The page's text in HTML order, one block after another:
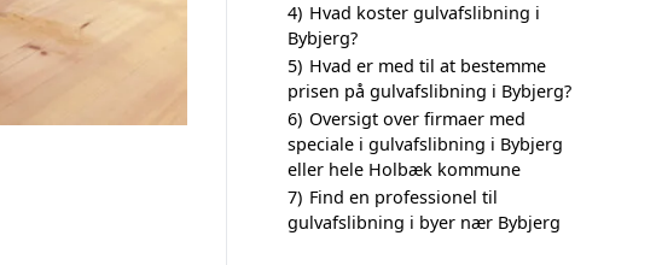
4) Hvad koster gulvafslibning i
Bybjerg?
5) Hvad er med til at bestemme
prisen på gulvafslibning i Bybjerg?
6) Oversigt over firmaer med
speciale i gulvafslibning i Bybjerg
eller hele Holbæk kommune
7) Find en professionel til
gulvafslibning i byer nær Bybjerg